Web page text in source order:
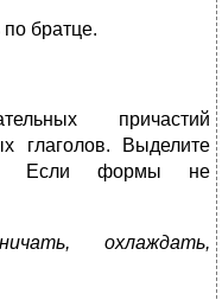
братце.
причастий
глаголов. Выделите
Если формы не
охлаждать,